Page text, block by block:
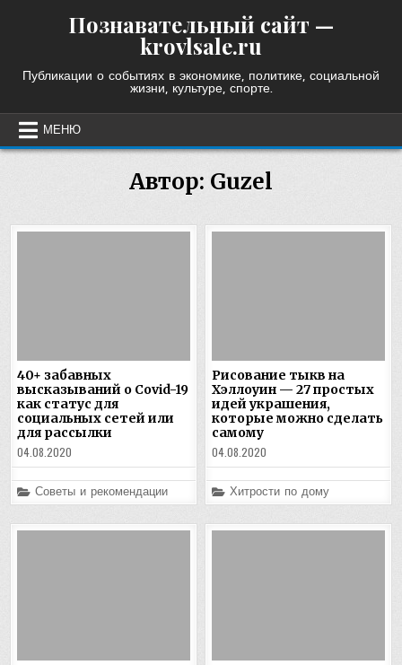
Познавательный сайт —
krovlsale.ru
Публикации о событиях в экономике, политике, социальной
жизни, культуре, спорте.
МЕНЮ
Автор: Guzel
40+ забавных
высказываний о Covid-19
как статус для
социальных сетей или
для рассылки
04.08.2020
Posted
in
Советы и рекомендации
Рисование тыкв на
Хэллоуин — 27 простых
идей украшения,
которые можно сделать
самому
04.08.2020
Posted
in
Хитрости по дому